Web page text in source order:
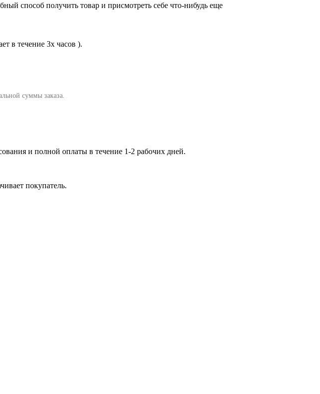
способ получить товар и присмотреть себе что-нибудь еще
в течение 3х часов ).
суммы заказа.
и полной оплаты в течение 1-2 рабочих дней.
покупатель.